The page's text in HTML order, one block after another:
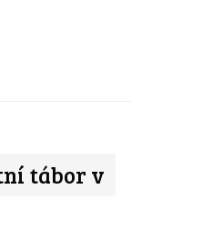
tábor v